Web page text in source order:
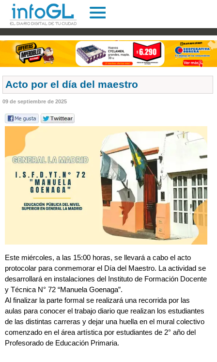
Acto por el día del maestro
09 de septiembre de 2025
Este miércoles, a las 15:00 horas, se llevará a cabo el acto
protocolar para conmemorar el Día del Maestro. La actividad se
desarrollará en instalaciones del Instituto de Formación Docente
y Técnica N° 72 “Manuela Goenaga”.
Al finalizar la parte formal se realizará una recorrida por las
aulas para conocer el trabajo diario que realizan los estudiantes
de las distintas carreras y dejar una huella en el mural colectivo
comenzado en el área artística por estudiantes de 2° año del
Profesorado de Educación Primaria.